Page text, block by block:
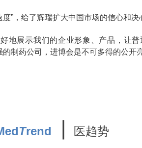
”，给了辉瑞扩大中国市场的信心和决
地展示我们的企业形象、产品，让
制药公司，进博会是不可多得的公开
Trend ∣ 医趋势